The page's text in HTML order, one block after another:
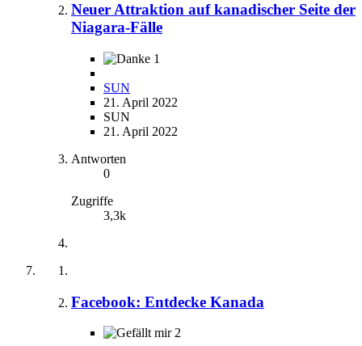
Neuer Attraktion auf kanadischer Seite der
Niagara-Fälle
1
SUN
21. April 2022
SUN
21. April 2022
Antworten
0
Zugriffe
3,3k
Facebook: Entdecke Kanada
2